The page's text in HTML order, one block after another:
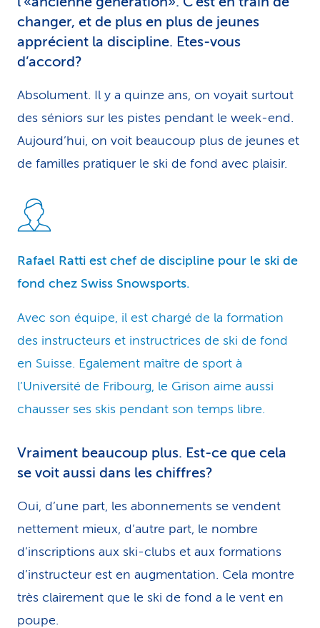
changer, et de plus en plus de jeunes
apprécient la discipline. Etes-vous
d’accord?
Absolument. Il y a quinze ans, on voyait surtout
des séniors sur les pistes pendant le week-end.
Aujourd’hui, on voit beaucoup plus de jeunes et
de familles pratiquer le ski de fond avec plaisir.
Rafael Ratti est chef de discipline pour le ski de
fond chez Swiss Snowsports.
Avec son équipe, il est chargé de la formation
des instructeurs et instructrices de ski de fond
en Suisse. Egalement maître de sport à
l’Université de Fribourg, le Grison aime aussi
chausser ses skis pendant son temps libre.
Vraiment beaucoup plus. Est-ce que cela
se voit aussi dans les chiffres?
Oui, d’une part, les abonnements se vendent
nettement mieux, d’autre part, le nombre
d’inscriptions aux ski-clubs et aux formations
d’instructeur est en augmentation. Cela montre
très clairement que le ski de fond a le vent en
poupe.